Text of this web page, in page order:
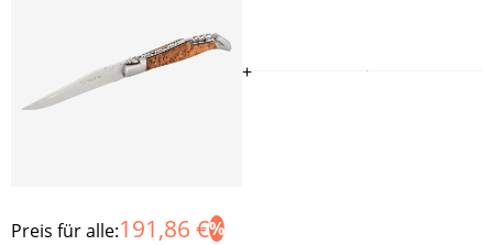
+
Preis für alle:191,86 €